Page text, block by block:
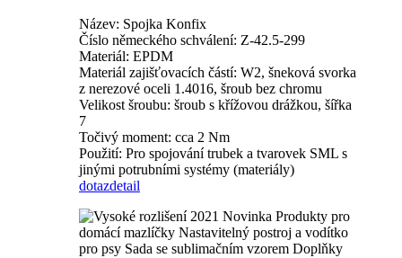
Název: Spojka Konfix
Číslo německého schválení: Z-42.5-299
Materiál: EPDM
Materiál zajišťovacích částí: W2, šneková svorka
z nerezové oceli 1.4016, šroub bez chromu
Velikost šroubu: šroub s křížovou drážkou, šířka
7
Točivý moment: cca 2 Nm
Použití: Pro spojování trubek a tvarovek SML s
jinými potrubními systémy (materiály)
dotazdetail